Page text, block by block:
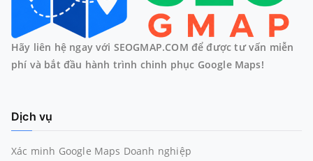
Hãy liên hệ ngay với SEOGMAP.COM để được tư vấn miễn
phí và bắt đầu hành trình chinh phục Google Maps!
Dịch vụ
Xác minh Google Maps Doanh nghiệp